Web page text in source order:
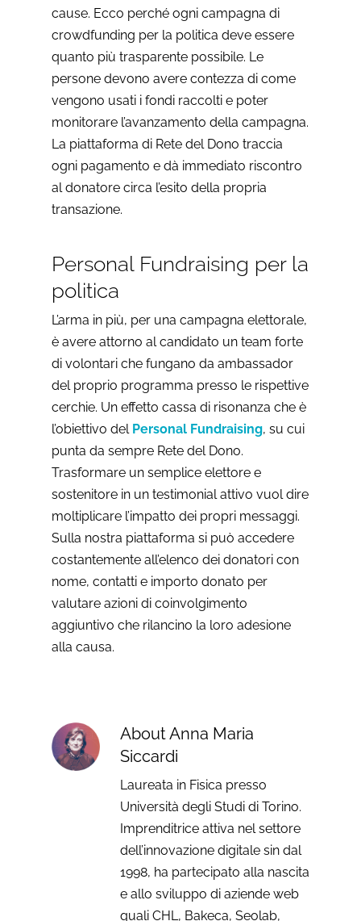
cause. Ecco perché ogni campagna di
crowdfunding per la politica deve essere
quanto più trasparente possibile. Le
persone devono avere contezza di come
vengono usati i fondi raccolti e poter
monitorare l’avanzamento della campagna.
La piattaforma di Rete del Dono traccia
ogni pagamento e dà immediato riscontro
al donatore circa l’esito della propria
transazione.
Personal Fundraising per la
politica
L’arma in più, per una campagna elettorale,
è avere attorno al candidato un team forte
di volontari che fungano da ambassador
del proprio programma presso le rispettive
cerchie. Un effetto cassa di risonanza che è
l’obiettivo del Personal Fundraising, su cui
punta da sempre Rete del Dono.
Trasformare un semplice elettore e
sostenitore in un testimonial attivo vuol dire
moltiplicare l’impatto dei propri messaggi.
Sulla nostra piattaforma si può accedere
costantemente all’elenco dei donatori con
nome, contatti e importo donato per
valutare azioni di coinvolgimento
aggiuntivo che rilancino la loro adesione
alla causa.
AboutAnna Maria
Siccardi
Laureata in Fisica presso
Università degli Studi di Torino.
Imprenditrice attiva nel settore
dell’innovazione digitale sin dal
1998, ha partecipato alla nascita
e allo sviluppo di aziende web
quali CHL, Bakeca, Seolab,